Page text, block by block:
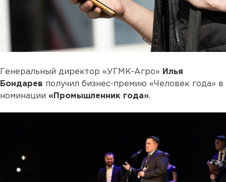
Генеральный директор «УГМК-Агро» Илья
Бондарев получил бизнес-премию «Человек года» в
номинации «Промышленник года».